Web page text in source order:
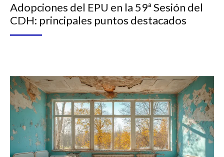
Adopciones del EPU en la 59ª Sesión del
CDH: principales puntos destacados